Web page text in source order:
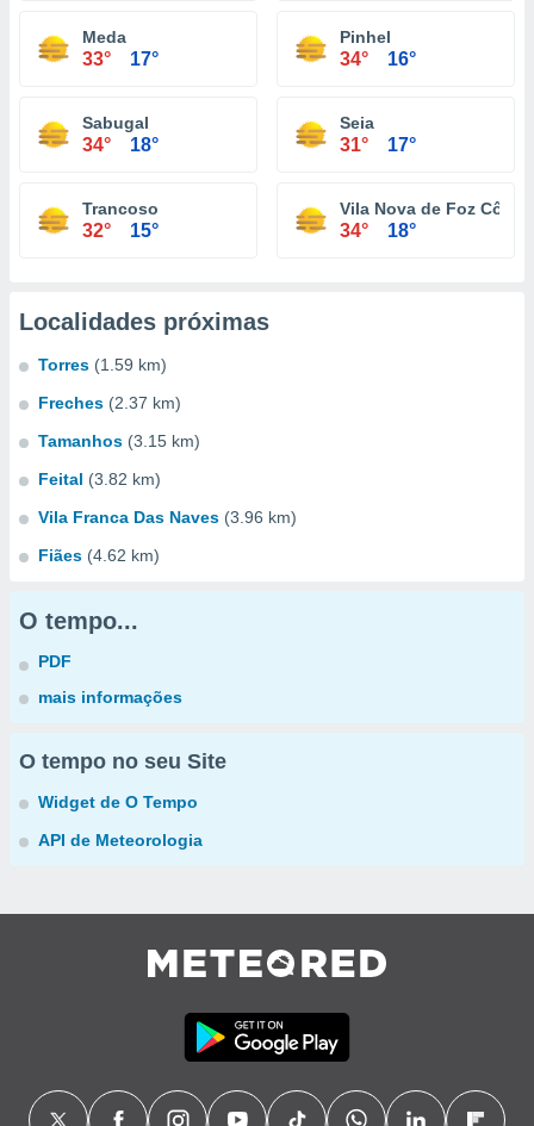
Meda
33° 17°
Pinhel
34° 16°
Sabugal
34° 18°
Seia
31° 17°
Trancoso
32° 15°
Vila Nova de Foz Côa
34° 18°
Localidades próximas
Torres (1.59 km)
Freches (2.37 km)
Tamanhos (3.15 km)
Feital (3.82 km)
Vila Franca Das Naves (3.96 km)
Fiães (4.62 km)
O tempo...
PDF
mais informações
O tempo no seu Site
Widget de O Tempo
API de Meteorologia